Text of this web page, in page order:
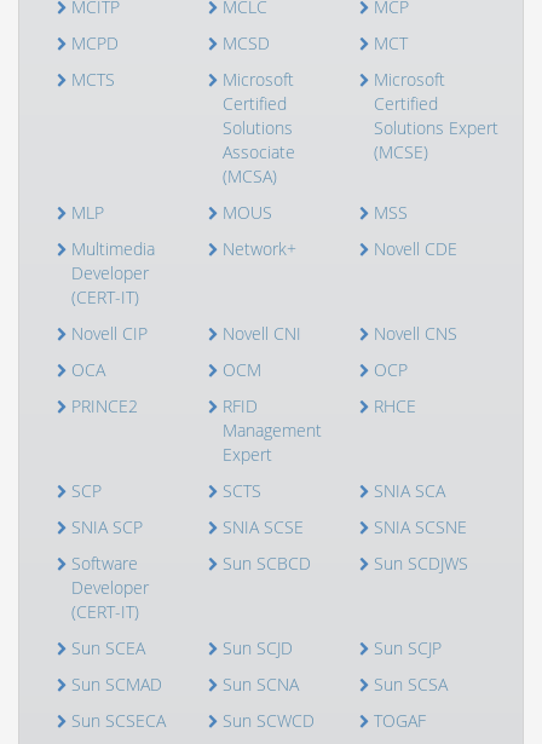
MCITP
MCLC
MCP
MCPD
MCSD
MCT
MCTS
Microsoft
Certified
Solutions
Associate
(MCSA)
Microsoft
Certified
Solutions Expert
(MCSE)
MLP MOUS
MSS
Multimedia
Developer
(CERT-IT)
Network+ Novell CDE
Novell CIP Novell CNI
Novell CNS
OCA
OCM
OCP
PRINCE2
RFID
Management
Expert
RHCE
SCP SCTS
SNIA SCA
SNIA SCP
SNIA SCSE
SNIA SCSNE
Software
Developer
(CERT-IT)
Sun SCBCD Sun SCDJWS
Sun SCEA Sun SCJD
Sun SCJP
Sun SCMAD
Sun SCNA
Sun SCSA
Sun SCSECA
Sun SCWCD
TOGAF